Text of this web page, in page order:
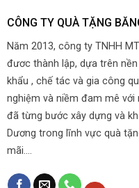
CÔNG TY QUÀ TẶNG
Năm 2013, công ty TNHH
đươc thành lập, dựa trên
khẩu , chế tác và gia công
nghiệm và niềm đam mê
đã từng bước xây dựng và
Dương trong lĩnh vực quà
mãi....